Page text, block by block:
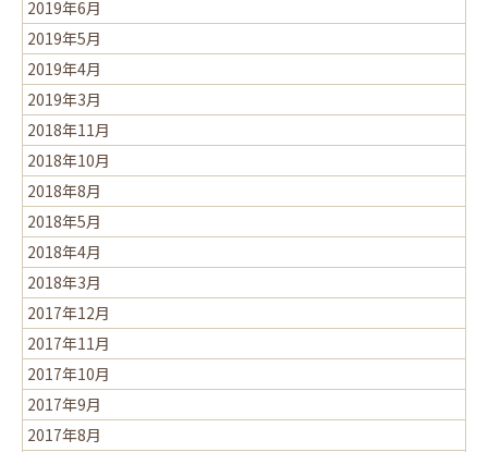
2019年6月
2019年5月
2019年4月
2019年3月
2018年11月
2018年10月
2018年8月
2018年5月
2018年4月
2018年3月
2017年12月
2017年11月
2017年10月
2017年9月
2017年8月